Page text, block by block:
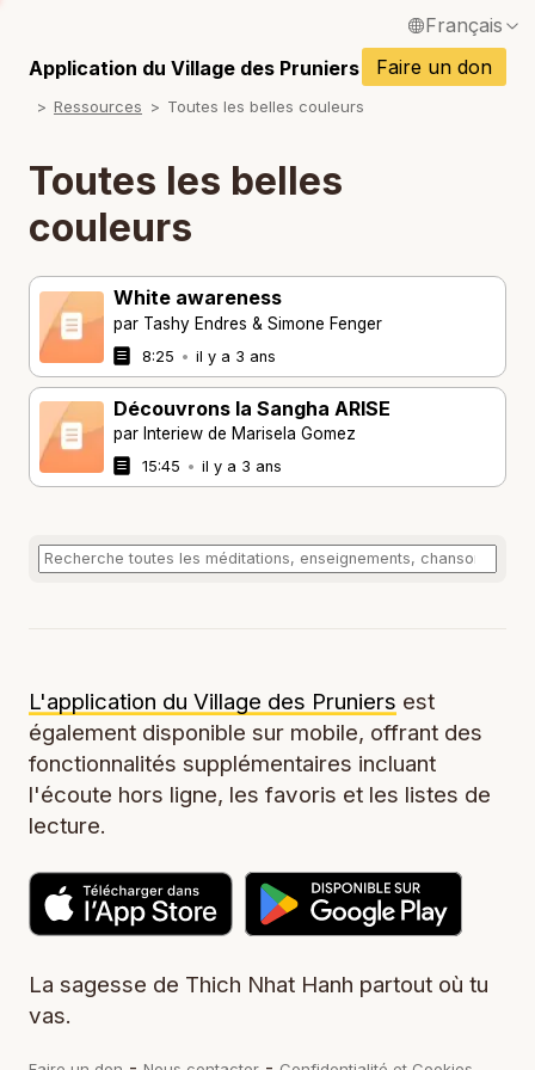
Français
English / Anglais
Español / Espagnol
Application du Village des Pruniers Faire un don
Ressources Toutes les belles couleurs
Toutes les belles
couleurs
White awareness
par Tashy Endres & Simone Fenger
8:25 • il y a 3 ans
Découvrons la Sangha ARISE
par Interiew de Marisela Gomez
15:45 • il y a 3 ans
L'application du Village des Pruniers est
également disponible sur mobile, offrant des
fonctionnalités supplémentaires incluant
l'écoute hors ligne, les favoris et les listes de
lecture.
La sagesse de Thich Nhat Hanh partout où tu
vas.